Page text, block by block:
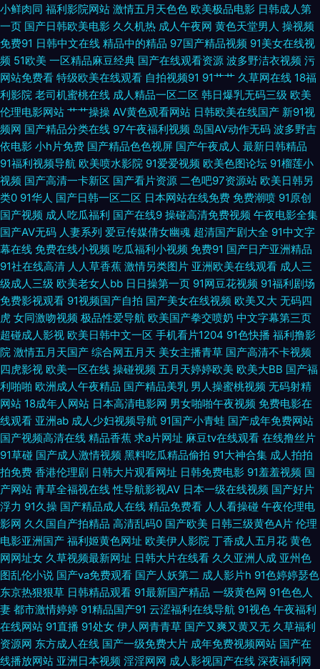
精品www 人妖性生活片 国产五码 亚洲五月花 91黑丝露臀 日本BD天堂 91偷
拍视频在线观看 欧美精品日韩在线 九一成人网观看 韩日独立站免费 波多野
吉依无码视频 啊v在线视频 av资源网站搜索 九一看片网站 韩有码视频X 草
草爱在线免费 九九热99视频 天美mv免费mv入口 91po成 AV色淫网日韩 国
产三级网站 日韩精品久久 岛国av影院 熊猫视频tv91 97尤物超碰 欧美成人女
优人肛交网 超碰碰国产 久久艹艹无码 成人a视频网 97资源网 欧美一区二区
色 日本a视频 久久爆乳 成人免费视频网站 日韩欧美不卡在线 论理在线电影
豆花社区成人精品 欧美另类激情 午夜男人天堂网站 超碰97最新更新 性欧美
加勒比淫淫 日韩人妻无码同性 91鸡网站 亚洲精品无码高清 91福利合集系列
91黄在现看 亚洲天堂在线观看8 久久国产伊人影院 久久精品黄色网址 阿v不
卡在线观看 欧美日韩综合国产 91看片安装 少妇抠逼 97色色资源 日韩色在线
肏屄精品大全 毛片久久99 亚洲成人午夜电影 日本9178动漫 色情小视频 午
夜剧场www 在线观看中文字幕亚洲 天天天堂日夜精品 福利社体验三分钟 欧
美一区无码 在线国产精品专区 狠狠干超碰 91网站官网入口 福利网91 伊人网
在线视频 91正在作爱 wwwav午夜福利 国产区熟女 中文字幕中文字幕在线
中 亚洲无码电影高清传媒 日本浮力影院 中文字幕亚洲专区 午夜成人国产影
院 國內精品區在綫 九一亚瑟视频 欧美性爱主站 国产三级综合在线 天天日夜
夜 三级网站在线播放 一区二区艹b www.91c. 蜜乳久久夜 欧美性交短片 欧
美群p成人网 国产熟女免费观看一区 国产精诚精品 国产91资源 麻豆国产在
小鲜肉同 福利影院网站 激情五月天色色 欧美极品电影 日韩成人第
一页 国产日韩欧美电影 久久机热 成人午夜网 黄色天堂男人 操视频
免费91 日韩中文在线 精品中的精品 97国产精品视频 91美女在线视
频 51欧美 一区精品麻豆经典 国产在线观看资源 波多野洁衣视频 污
网站免费看 特级欧美在线观看 自拍视频91 91艹艹 久草网在线 18福
利影院 老司机蜜桃在线 成人精品一区二区 韩日爆乳无码三级 欧美
伦理电影网站 艹艹操操 AV黄色观看网站 日韩欧美在线国产 新91视
频网 国产精品分类在线 97午夜福利视频 岛国AV动作无码 波多野吉
依电影 小h片免费 国产精品色色视屏 国产午夜成人 最新日韩精品
91福利视频导航 欧美喷水影院 91爱爱视频 欧美色图论坛 91榴莲小
视频 国产高清一卡新区 国产看片资源 二色吧97资源站 欧美日韩另
类0 91华人 国产日韩一区二区 日本网站在线免费 免费潮喷 91原创
国产视频 成人吃瓜福利 国产在线9 操碰高清免费视频 午夜电影全集
国产AV无码 人妻系列 爱豆传媒倩女幽魂 超清国产剧大全 91中文字
幕在线 免费在线小视频 吃瓜福利小视频 免费91 国产日产亚洲精品
91社在线高清 人人草香蕉 激情另类图片 亚洲欧美在线观看 成人三
级成人三级 欧美老女人bb 日日操第一页 91网豆花视频 91福利剧场
免费影视观看 91视频国产自拍 国产美女在线视频 欧美又大 无码四
虎 女同激吻视频 极品性爱导航 欧美国产拳交喷奶 中文字幕第三页
超碰成人影视 欧美日韩中文一区 手机看片1204 91色快播 福利撸影
院 激情五月天国产 综合网五月天 美女主播青草 国产高清不卡视频
四虎影视 欧美一区在线 操碰视频 五月天婷婷欧美 欧美大BB 国产福
利啪啪 欧洲成人午夜精品 国产精品美乳 男人操蜜桃视频 无码射精
网站 18成年人网站 日本高清电影网 男女啪啪午夜视频 免费电影在
线观看 亚洲ab 成人少妇视频导航 91国产小青蛙 国产成年免费网站
国产视频高清在线 精品香蕉 求a片网址 麻豆tv在线观看 在线撸丝片
91草碰 国产成人激情视频 黑料吃瓜精品偷拍 91大神合集 成人拍拍
拍免费 香港伦理剧 日韩大片观看网址 日韩免费电影 91羞羞视频 国
产网站 青草全福视在线 性导航影视AV 日本一级在线视频 国产好片
浮力 91久操 国产精品成人在线 精品免费看 人人看操碰 午夜伦理电
影网 久久国自产拍精品 高清乱码0 国产欧美 日韩三级黄色A片 伦理
电影亚洲国产 福利姬黄色网址 欧美伊人影院 丁香成人五月花 黄色
网网址女 久草视频最新网址 日韩大片在线看 久久亚洲人成 亚州色
图乱伦小说 国产va免费观看 国产人妖第二 成人影片h 91色婷婷瑟色
东京热狠狠草 日韩精品观看 91最新国产精品 一级黄色网 91色色人
妻 都市激情婷婷 91精品国产91 云涩福利在线导航 91视色 午夜福利
在线网站 91直播 91处女 伊人网青青草 国产又爽又黄又无 久草福利
资源网 东方成人在线 国产一级免费大片 成年免费视频网站 国产在
线播放网站 亚洲日本视频 淫淫网网 成人影视国产在线 深夜福利网